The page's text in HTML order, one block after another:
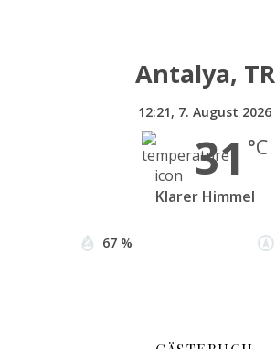
Antalya, TR
12:21, 7. August 2026
31 °C
Klarer Himmel
67 %